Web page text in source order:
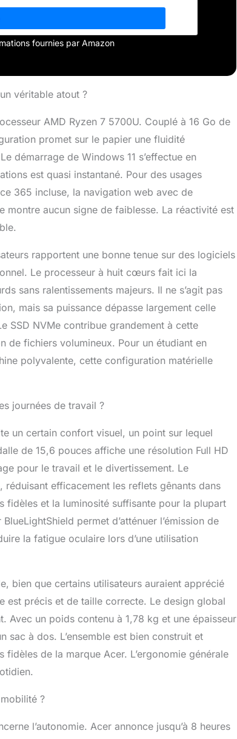
fournies par Amazon
véritable atout ?
AMD Ryzen 7 5700U. Couplé à 16 Go de
promet sur le papier une fluidité
démarrage de Windows 11 s’effectue en
est quasi instantané. Pour des usages
365 incluse, la navigation web avec de
montre aucun signe de faiblesse. La réactivité est
rapportent une bonne tenue sur des logiciels
Le processeur à huit cœurs fait ici la
sans ralentissements majeurs. Il ne s’agit pas
mais sa puissance dépasse largement celle
SSD NVMe contribue grandement à cette
de fichiers volumineux. Pour un étudiant en
polyvalente, cette configuration matérielle
journées de travail ?
un certain confort visuel, un point sur lequel
de 15,6 pouces affiche une résolution Full HD
pour le travail et le divertissement. Le
réduisant efficacement les reflets gênants dans
fidèles et la luminosité suffisante pour la plupart
permet d’atténuer l’émission de
la fatigue oculaire lors d’une utilisation
bien que certains utilisateurs auraient apprécié
est précis et de taille correcte. Le design global
Avec un poids contenu à 1,78 kg et une épaisseur
à dos. L’ensemble est bien construit et
de la marque Acer. L’ergonomie générale
?
l’autonomie. Acer annonce jusqu’à 8 heures